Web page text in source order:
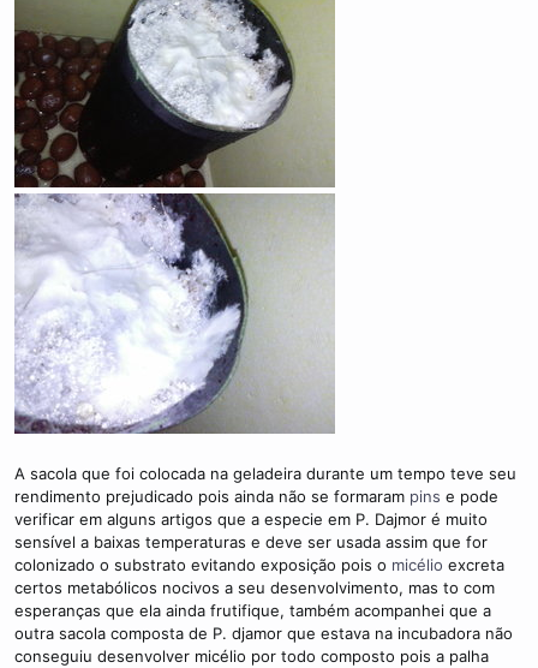
A sacola que foi colocada na geladeira durante um tempo teve seu
rendimento prejudicado pois ainda não se formaram pins e pode
verificar em alguns artigos que a especie em P. Dajmor é muito
sensível a baixas temperaturas e deve ser usada assim que for
colonizado o substrato evitando exposição pois o micélio excreta
certos metabólicos nocivos a seu desenvolvimento, mas to com
esperanças que ela ainda frutifique, também acompanhei que a
outra sacola composta de P. djamor que estava na incubadora não
conseguiu desenvolver micélio por todo composto pois a palha